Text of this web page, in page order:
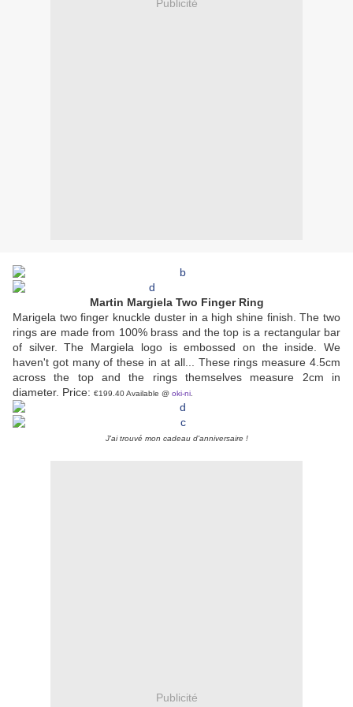
Publicité
Martin Margiela Two Finger Ring
Marigela two finger knuckle duster in a high shine finish. The two
rings are made from 100% brass and the top is a rectangular bar
of silver. The Margiela logo is embossed on the inside. We
haven't got many of these in at all... These rings measure 4.5cm
across the top and the rings themselves measure 2cm in
diameter. Price: €199.40 Available @ oki-ni
J'ai trouvé mon cadeau d'anniversaire !
Publicité